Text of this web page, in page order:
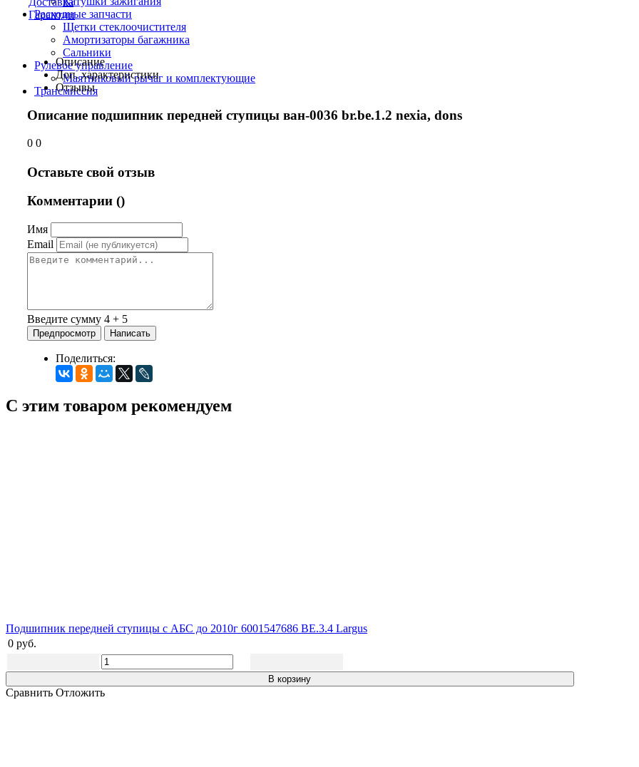
Расходные запчасти
Щетки стеклоочистителя
Амортизаторы багажника
Сальники
Рулевое управление
Маятниковый рычаг и комплектующие
Трансмиссия
Гарантии
Описание
Доп. характеристики
Отзывы
Описание подшипник передней ступицы ван-0036 br.be.1.2 nexia, dons
0 0
Оставьте свой отзыв
Комментарии ()
Имя
Email
Введите сумму 4 + 5
Поделиться:
С этим товаром рекомендуем
Подшипник передней ступицы c АБС до 2010г 6001547686 BE.3.4 Largus
0 руб.
В корзину
Сравнить Отложить